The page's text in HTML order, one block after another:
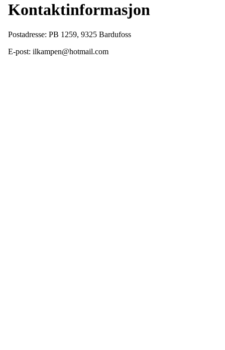
Kontaktinformasjon
Postadresse: PB 1259, 9325 Bardufoss
E-post: ilkampen@hotmail.com